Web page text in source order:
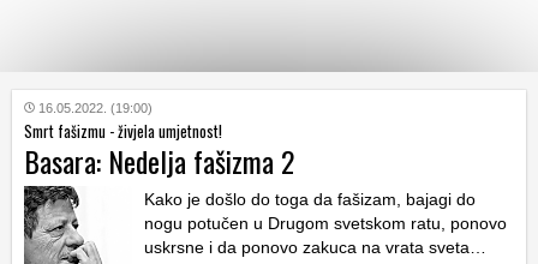
KATEGORIJE
HRVATSKI
WEB
16.05.2022. (19:00)
Smrt fašizmu - živjela umjetnost!
Basara: Nedelja fašizma 2
Kako je došlo do toga da fašizam, bajagi do
nogu potučen u Drugom svetskom ratu, ponovo
uskrsne i da ponovo zakuca na vrata sveta…